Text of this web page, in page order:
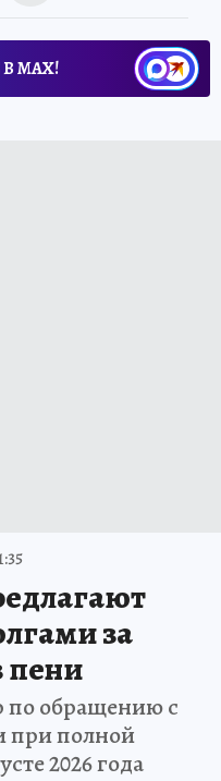
МАХ!
за
пени
по обращению с
при полной
2026 года